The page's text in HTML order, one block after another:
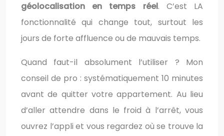
géolocalisation en temps réel. C’est LA
fonctionnalité qui change tout, surtout les
jours de forte affluence ou de mauvais temps.
Quand faut-il absolument l’utiliser ? Mon
conseil de pro : systématiquement 10 minutes
avant de quitter votre appartement. Au lieu
d’aller attendre dans le froid à l’arrêt, vous
ouvrez l’appli et vous regardez où se trouve la